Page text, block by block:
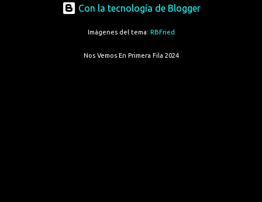
Con la tecnología de Blogger
Imágenes del tema: RBFried
Nos Vemos En Primera Fila 2024